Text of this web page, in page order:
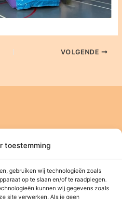
toestemming
gebruiken wij technologieën zoals
op te slaan en/of te raadplegen.
kunnen wij gegevens zoals
site verwerken. Als je geen
VOLGENDE
Nieuws
Bestuur